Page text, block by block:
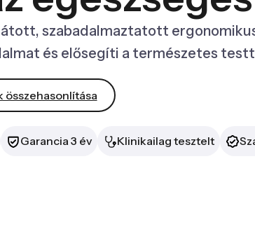
szabadalmaztatott
és elősegíti a természetes
összehasonlítása
Garancia 3 év Klinikailag tesztelt